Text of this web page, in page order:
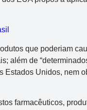
que poderiam
além de
Estados Unidos, nem
farmacêuticos,